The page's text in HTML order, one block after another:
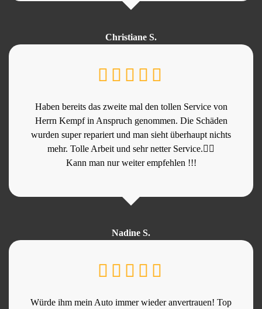
Christiane S.
Haben bereits das zweite mal den tollen Service von
Herrn Kempf in Anspruch genommen. Die Schäden
wurden super repariert und man sieht überhaupt nichts
mehr. Tolle Arbeit und sehr netter Service.👍🏻
Kann man nur weiter empfehlen !!!
Nadine S.
Würde ihm mein Auto immer wieder anvertrauen! Top